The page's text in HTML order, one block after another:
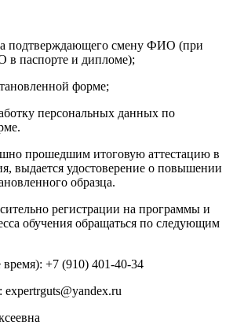
подтверждающего смену ФИО (при
в паспорте и дипломе);
форме;
персональных данных по
прошедшим итоговую аттестацию в
выдается удостоверение о повышении
образца.​
регистрации на программы и
обучения обращаться по следующим
время): +7 (910) 401-40-34
expertrguts@yandex.ru